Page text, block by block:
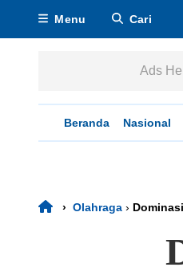
Menu Cari
Ads
Beranda Nasional
› Olahraga ›